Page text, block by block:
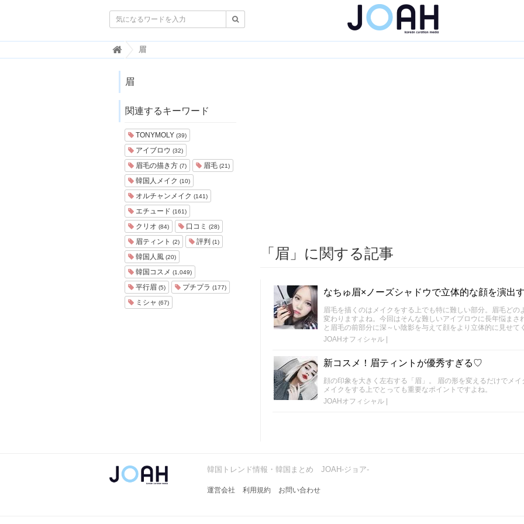
韓
国
レ
情
・
韓
国
ま
と
め
J
O
H
ジ
ョ
ア
眉
眉
関連するキーワード
TONYMOLY (39)
アイブロウ (32)
眉毛の描き方 (7) 眉毛 (21)
韓国人メイク (10)
オルチャンメイク (141)
エチュード (161)
クリオ (84) 口コミ (28)
眉ティント (2) 評判 (1)
韓国人風 (20)
韓国コスメ (1,049)
平行眉 (5) プチプラ (177)
ミシャ (67)
「眉」に関する記事
なちゅ眉×ノーズシャドウで立体的な顔を演出
眉毛を描くのはメイクをする上でも特に難しい部分。眉毛どの
変わりますよね。今回はそんな難しいアイブロウに長年悩まさ
と眉毛の前部分に深～い陰影を与えて顔をより立体的に見せて
JOAHオフィシャル|
新コスメ！眉ティントが優秀すぎる♡
顔の印象を大きく左右する「眉」。 眉の形を変えるだけでメイ
メイクをする上でとっても重要なポイントですよね。
JOAHオフィシャル|
韓国トレンド情報・韓国まとめ JOAH-ジョア-
運営会社 利用規約 お問い合わせ